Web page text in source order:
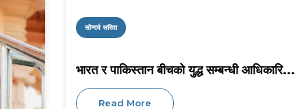
सौन्दर्य सरिता
भारत र पाकिस्तान बीचको युद्ध सम्बन्धी आधिकारि...
Read More